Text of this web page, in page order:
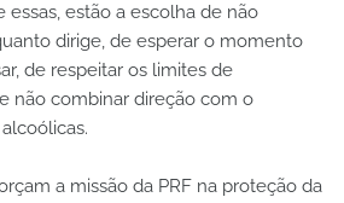
essas, estão a escolha de não
dirige, de esperar o momento
de respeitar os limites de
não combinar direção com o
a missão da PRF na proteção da